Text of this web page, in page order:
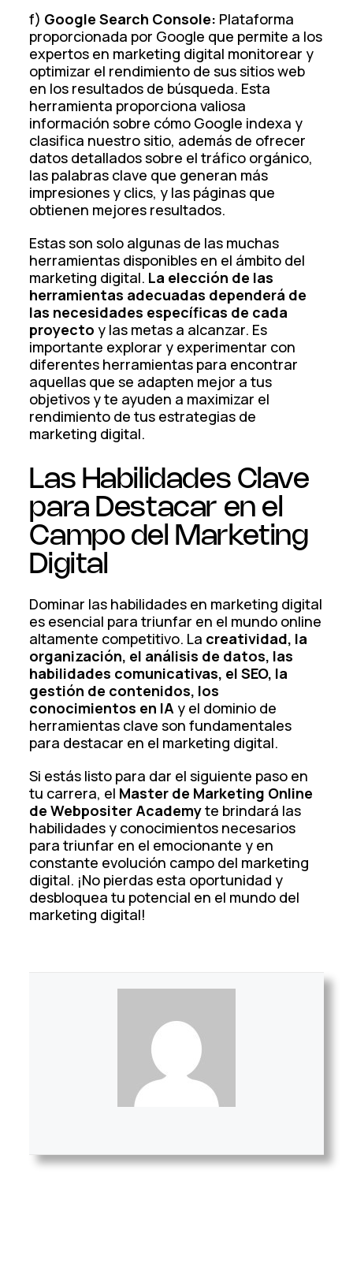
f) Google Search Console: Plataforma
proporcionada por Google que permite a los
expertos en marketing digital monitorear y
optimizar el rendimiento de sus sitios web
en los resultados de búsqueda. Esta
herramienta proporciona valiosa
información sobre cómo Google indexa y
clasifica nuestro sitio, además de ofrecer
datos detallados sobre el tráfico orgánico,
las palabras clave que generan más
impresiones y clics, y las páginas que
obtienen mejores resultados.
Estas son solo algunas de las muchas
herramientas disponibles en el ámbito del
marketing digital. La elección de las
herramientas adecuadas dependerá de
las necesidades específicas de cada
proyecto y las metas a alcanzar. Es
importante explorar y experimentar con
diferentes herramientas para encontrar
aquellas que se adapten mejor a tus
objetivos y te ayuden a maximizar el
rendimiento de tus estrategias de
marketing digital.
Las Habilidades Clave
para Destacar en el
Campo del Marketing
Digital
Dominar las habilidades en marketing digital
es esencial para triunfar en el mundo online
altamente competitivo. La creatividad, la
organización, el análisis de datos, las
habilidades comunicativas, el SEO, la
gestión de contenidos, los
conocimientos en IA y el dominio de
herramientas clave son fundamentales
para destacar en el marketing digital.
Si estás listo para dar el siguiente paso en
tu carrera, el Master de Marketing Online
de Webpositer Academyte brindará las
habilidades y conocimientos necesarios
para triunfar en el emocionante y en
constante evolución campo del marketing
digital. ¡No pierdas esta oportunidad y
desbloquea tu potencial en el mundo del
marketing digital!